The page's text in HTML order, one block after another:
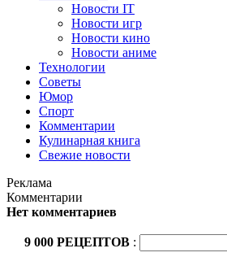
Новости IT
Новости игр
Новости кино
Новости аниме
Технологии
Советы
Юмор
Спорт
Комментарии
Кулинарная книга
Свежие новости
Реклама
Комментарии
Нет комментариев
9 000 РЕЦЕПТОВ :